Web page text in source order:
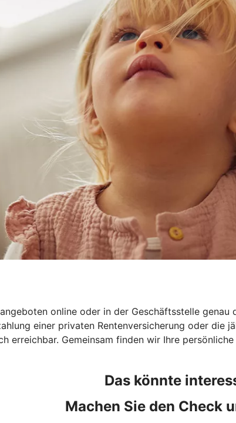
online oder in der Geschäftsstelle
einer privaten Rentenversicherung oder die
erreichbar. Gemeinsam finden wir Ihre
Das könnte
Machen Sie den Check